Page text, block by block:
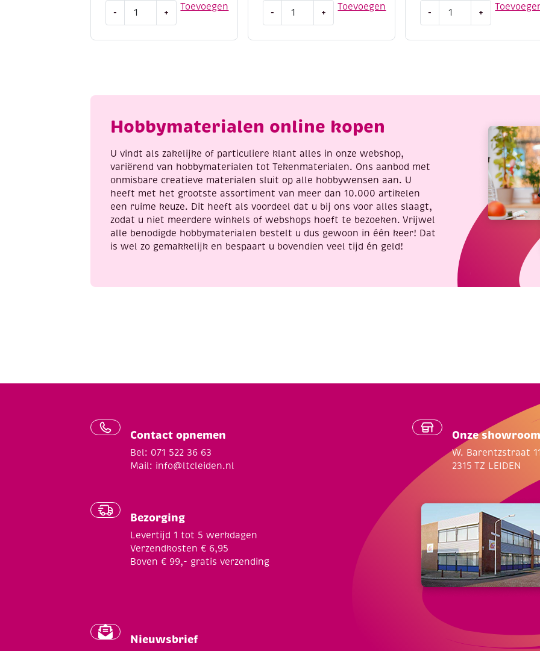
Toevoegen
- +
Toevoegen
-
aantal
+ -
flowers
+
Hobbymaterialen online kopen
U vindt als zakelijke of particuliere klant alles in onze webshop,
variërend van hobbymaterialen tot Tekenmaterialen. Ons aanbod met
onmisbare creatieve materialen sluit op alle hobbywensen aan. U
heeft met het grootste assortiment van meer dan 10.000 artikelen
een ruime keuze. Dit heeft als voordeel dat u bij ons voor alles slaagt,
zodat u niet meerdere winkels of webshops hoeft te bezoeken. Vrijwel
alle benodigde hobbymaterialen bestelt u dus gewoon in één keer! Dat
is wel zo gemakkelijk en bespaart u bovendien veel tijd én geld!
Contact opnemen
Bel: 071 522 36 63
Mail: info@ltcleiden.nl
Bezorging
Levertijd 1 tot 5 werkdagen
Verzendkosten € 6,95
Boven € 99,- gratis verzending
Onze showroom
W. Barentzstraat
2315 TZ LEIDEN
Nieuwsbrief